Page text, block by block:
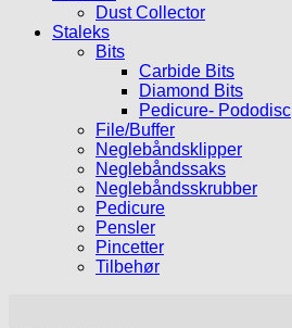
Dust Collector
Staleks
Bits
Carbide Bits
Diamond Bits
Pedicure- Pododisc
File/Buffer
Neglebåndsklipper
Neglebåndssaks
Neglebåndsskrubber
Pedicure
Pensler
Pincetter
Tilbehør